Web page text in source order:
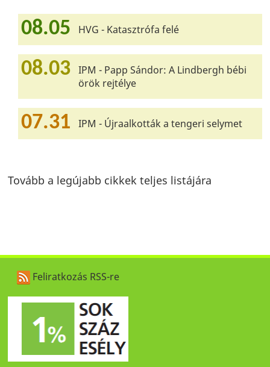
08.05 HVG - Katasztrófa felé
08.03
IPM - Papp Sándor: A Lindbergh bébi
örök rejtélye
07.31 IPM - Újraalkották a tengeri selymet
Tovább a legújabb cikkek teljes listájára
Feliratkozás RSS-re